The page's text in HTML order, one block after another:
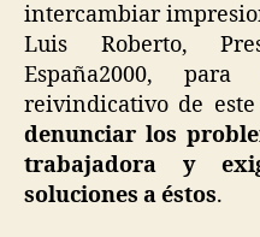
intercambiar
Luis Roberto,
España2000,
reivindicativo de
denunciar los
trabajadora y
soluciones a éstos.